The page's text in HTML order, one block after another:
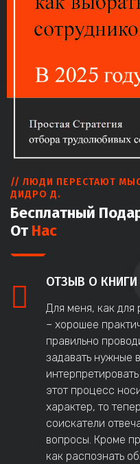
// ЛЮДИ ПЕРЕСТАЮТ
ДИДРО Д.
Бесплатный
От Нас
ОТЗЫВ О КНИГИ
Для меня, как для
– хорошее
правильно
задавать нужные
этот процесс
характер, то
соискатели
вопросы. Кроме
как распознать